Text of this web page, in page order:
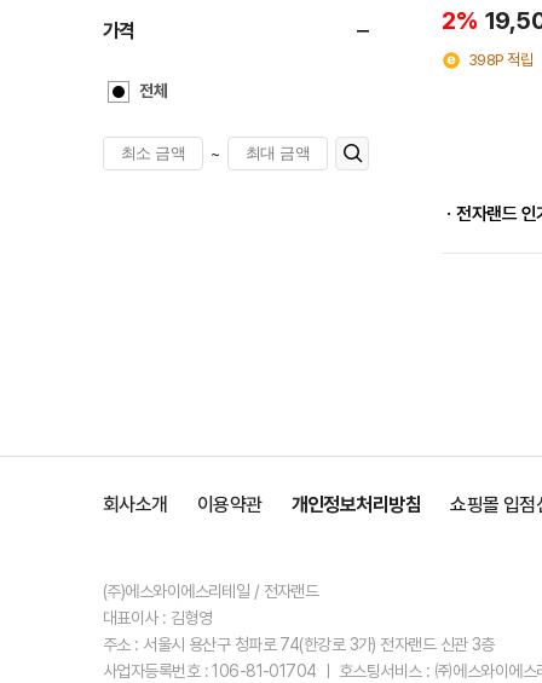
가격
전체
~
2%
398P 적립
ㆍ전자랜드 인
회사소개 이용약관 개인정보처리방침 쇼핑몰 입점
(주)에스와이에스리테일 / 전자랜드
대표이사 : 김형영
주소 : 서울시 용산구 청파로 74(한강로 3가) 전자랜드 신관 3층
사업자등록번호 : 106-81-01704 ㅣ 호스팅서비스 : ㈜에스와이에